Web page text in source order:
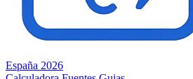
España 2026